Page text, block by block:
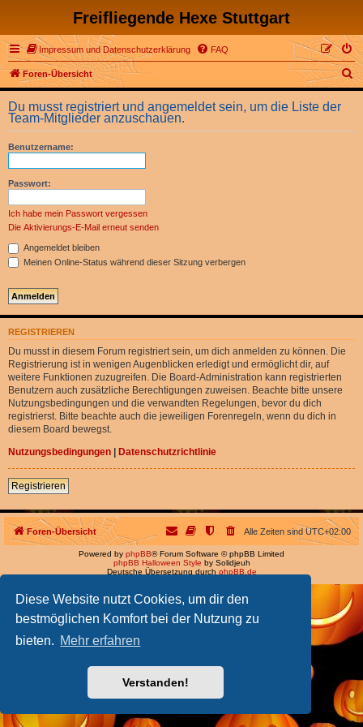
Diese Website nutzt Cookies, um dir den
bestmöglichen Komfort bei der Nutzung zu
bieten. Mehr erfahren
Verstanden!
Freifliegende Hexe Stuttgart
Impressum und Datenschutzerklärung FAQ
Foren-Übersicht
S
u
h
Du musst registriert und angemeldet sein, um die Liste der
Team-Mitglieder anzuschauen.
Benutzername:
Passwort:
Ich habe mein Passwort vergessen
Die Aktivierungs-E-Mail erneut senden
Angemeldet bleiben
Meinen Online-Status während dieser Sitzung verbergen
REGISTRIEREN
Du musst in diesem Forum registriert sein, um dich anmelden zu können. Die
Registrierung ist in wenigen Augenblicken erledigt und ermöglicht dir, auf
weitere Funktionen zuzugreifen. Die Board-Administration kann registrierten
Benutzern auch zusätzliche Berechtigungen zuweisen. Beachte bitte unsere
Nutzungsbedingungen und die verwandten Regelungen, bevor du dich
registrierst. Bitte beachte auch die jeweiligen Forenregeln, wenn du dich in
diesem Board bewegst.
Nutzungsbedingungen | Datenschutzrichtlinie
Registrieren
Foren-Übersicht Alle Zeiten sindUTC+02:00
Powered by phpBB® Forum Software © phpBB Limited
phpBB Halloween Style by Solidjeuh
Deutsche Übersetzung durch phpBB.de